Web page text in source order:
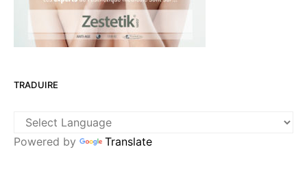
TRADUIRE
Powered by Translate